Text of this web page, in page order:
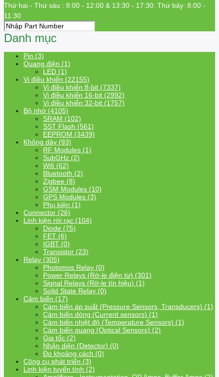
Thứ hai - Thứ sáu : 8:00 - 12:00 & 13:30 - 17:30. Thứ bảy: 8:00 -
11:30
Danh mục
Pin (3)
Quang điện (1)
LED (1)
Vi điều khiển (22155)
Vi điều khiển 8-bit (7337)
Vi điều khiển 16-bit (2992)
Vi điều khiển 32-bit (1757)
Bộ nhớ (4105)
SRAM (102)
SST Flash (561)
EEPROM (3439)
Không dây (93)
RF Modules (1)
SubGHz (2)
Wifi (62)
Bluetooth (2)
Zigbee (8)
GSM Modules (10)
GPS Modules (3)
Phụ kiện (1)
Connector (26)
Linh kiện rời rạc (104)
Diode (75)
FET (6)
IGBT (0)
Transistor (23)
Relay (305)
Photomos Relay (0)
Power Relays (Rờ-le điện từ) (301)
Signal Relays (Rờ-le tín hiệu) (1)
Solid State Relay (0)
Cảm biến (17)
Cảm biến áp suất (Pressure Sensors, Transducers) (1)
Cảm biến dòng (Current sensors) (1)
Cảm biến nhiệt độ (Temperature Sensors) (1)
Cảm biến quang (Optical Sensors) (2)
Gia tốc (2)
Nhận diện (Detector) (0)
Đo khoảng cách (0)
Công cụ phát triển (3)
Linh kiện tuyến tính (2)